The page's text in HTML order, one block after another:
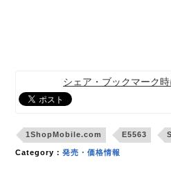
シェア・ブックマーク
1ShopMobile.com E5563
Category：発売・価格情報